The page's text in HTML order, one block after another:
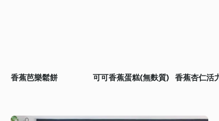
香蕉芭樂鬆餅 可可香蕉蛋糕(無麩質) 香蕉杏仁活